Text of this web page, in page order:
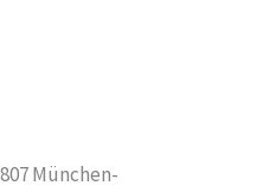
München-